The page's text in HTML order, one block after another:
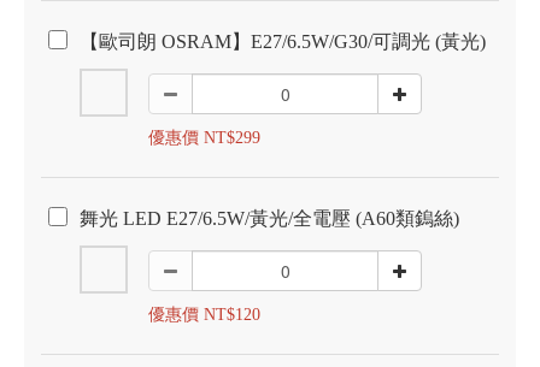
【歐司朗 OSRAM】E27/6.5W/G30/可調光 (黃光)
優惠價 NT$299
舞光 LED E27/6.5W/黃光/全電壓 (A60類鎢絲)
優惠價 NT$120